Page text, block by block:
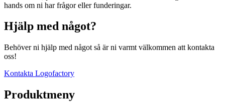
hands om ni har frågor eller funderingar.
Hjälp med något?
Behöver ni hjälp med något så är ni varmt välkommen att kontakta
oss!
Kontakta Logofactory
Produktmeny